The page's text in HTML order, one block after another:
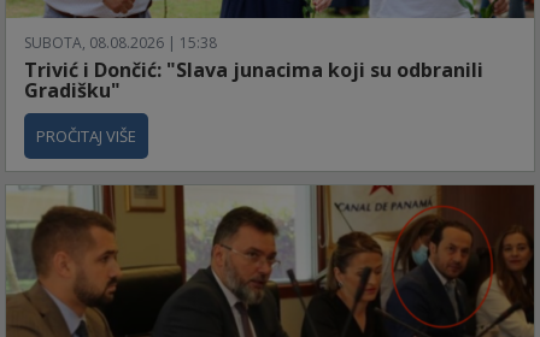
SUBOTA, 08.08.2026 | 15:38
Trivić i Dončić: "Slava junacima koji su odbranili
Gradišku"
PROČITAJ VIŠE